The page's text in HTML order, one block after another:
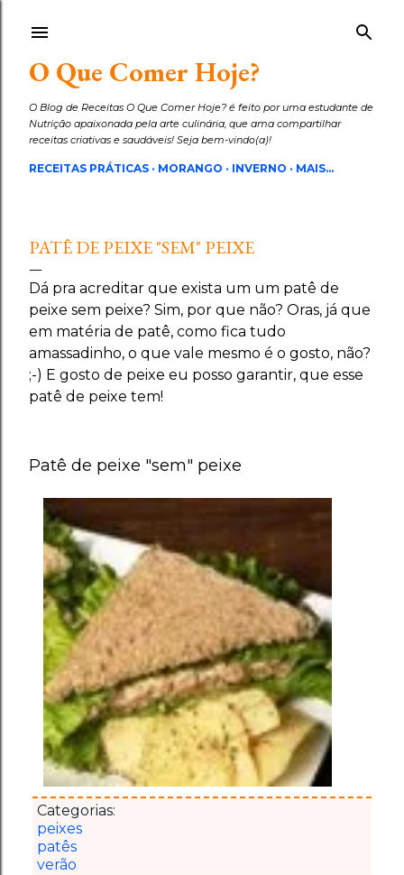
O Que Comer Hoje?
O Blog de Receitas O Que Comer Hoje? é feito por uma estudante de
Nutrição apaixonada pela arte culinária, que ama compartilhar
receitas criativas e saudáveis! Seja bem-vindo(a)!
RECEITAS PRÁTICAS MORANGO INVERNO MAIS…
PATÊ DE PEIXE "SEM" PEIXE
Dá pra acreditar que exista um um patê de
peixe sem peixe? Sim, por que não? Oras, já que
em matéria de patê, como fica tudo
amassadinho, o que vale mesmo é o gosto, não?
;-) E gosto de peixe eu posso garantir, que esse
patê de peixe tem!
Patê de peixe "sem" peixe
Categorias:
peixes
patês
verão